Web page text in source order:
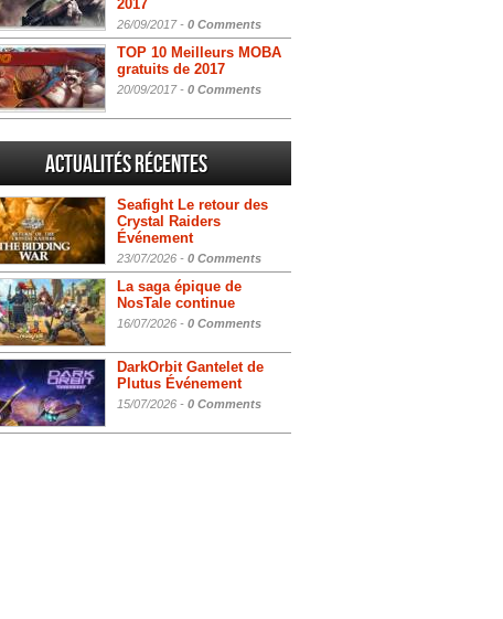
2017
26/09/2017 - 0 Comments
TOP 10 Meilleurs MOBA
gratuits de 2017
20/09/2017 - 0 Comments
Actualités Récentes
Seafight Le retour des
Crystal Raiders
Événement
23/07/2026 - 0 Comments
La saga épique de
NosTale continue
16/07/2026 - 0 Comments
DarkOrbit Gantelet de
Plutus Événement
15/07/2026 - 0 Comments